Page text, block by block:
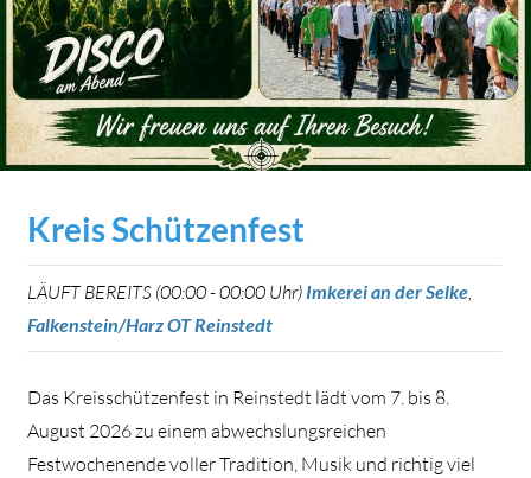
Kreis Schützenfest
LÄUFT BEREITS (00:00 - 00:00 Uhr) Imkerei an der Selke
Falkenstein/Harz OT Reinstedt
Das Kreisschützenfest in Reinstedt lädt vom 7. bis 8.
August 2026 zu einem abwechslungsreichen
Festwochenende voller Tradition, Musik und richtig viel